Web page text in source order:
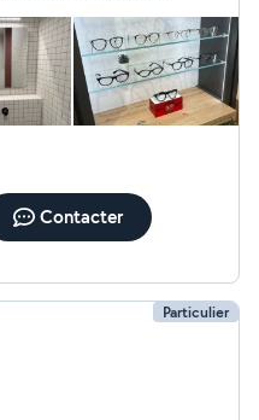
à ses services.
Contacter
Particulier